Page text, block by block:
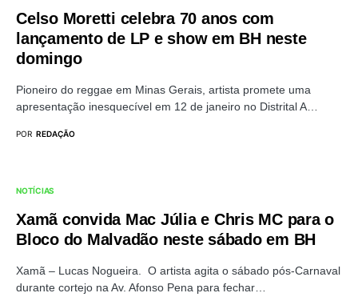
Celso Moretti celebra 70 anos com
lançamento de LP e show em BH neste
domingo
Pioneiro do reggae em Minas Gerais, artista promete uma
apresentação inesquecível em 12 de janeiro no Distrital A…
POR REDAÇÃO
NOTÍCIAS
Xamã convida Mac Júlia e Chris MC para o
Bloco do Malvadão neste sábado em BH
Xamã – Lucas Nogueira. O artista agita o sábado pós-Carnaval
durante cortejo na Av. Afonso Pena para fechar…